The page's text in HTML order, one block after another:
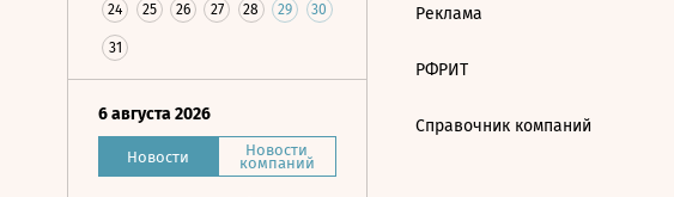
24 25 26 27 28 29 30
31
6 августа 2026
Новости Новости
компаний
Реклама
РФРИТ
Справочник компаний